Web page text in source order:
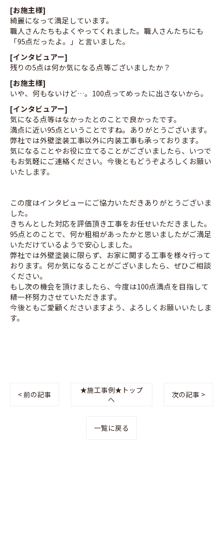
[お施主様]
綺麗になって満足しています。
職人さんたちもよくやってくれました。職人さんたちにも
「95点だったよ。」と言いました。
[インタビュアー]
残りの5点は何か気になる点等ございましたか？
[お施主様]
いや、何もないけど…。100点ってめったに出さないから。
[インタビュアー]
気になる点等はなかったとのことで良かったです。
満点に近い95点ということですね。ありがとうございます。
弊社では外壁塗装工事以外に内装工事も承っております。
気になることやお役に立てることがございましたら、いつで
もお気軽にご連絡ください。今後ともどうぞよろしくお願い
いたします。
この度はインタビューにご協力いただきありがとうございま
した。
きちんとした対応を評価頂き工事をお任せいただきました。
95点とのことで、何か粗相があったかと思いましたがご満足
いただけているようで安心しました。
弊社では外壁塗装に限らず、お家に関する工事を様々行って
おります。何か気になることがございましたら、ぜひご相談
ください。
もし次の機会を頂けましたら、今度は100点満点を目指して
精一杯努力させていただきます。
今後ともご愛顧くださいますよう、よろしくお願いいたしま
す。
< 前の記事
★施工事例★トップ
へ
次の記事 >
一覧に戻る